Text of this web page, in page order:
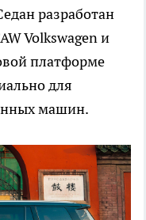
разработан
Volkswagen и
платформе
для
машин.